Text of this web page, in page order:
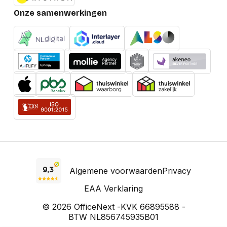
Onze samenwerkingen
Algemene voorwaardenPrivacy
EAA Verklaring
© 2026 OfficeNext -KVK 66895588 -
BTW NL856745935B01